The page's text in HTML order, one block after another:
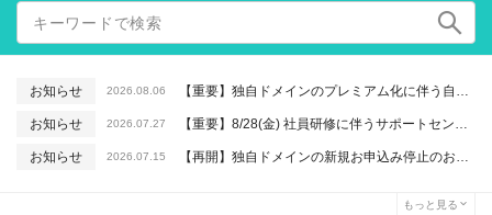
お知らせ 2026.08.06 【重要】独自ドメインのプレミアム化に伴う自動更新に関するお知らせ
お知らせ 2026.07.27 【重要】8/28(金) 社員研修に伴うサポートセンター休業のお知らせ
お知らせ 2026.07.15 【再開】独自ドメインの新規お申込み停止のお知らせ
もっと見る